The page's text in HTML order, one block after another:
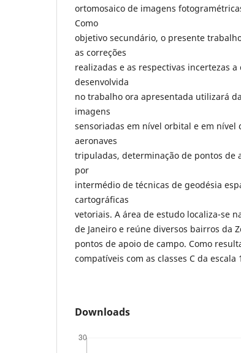
ortomosaico de imagens
Como
objetivo secundário, o presente
as correções
realizadas e as respectivas incertezas
desenvolvida
no trabalho ora apresentada utilizará
imagens
sensoriadas em nível orbital e em nível
aeronaves
tripuladas, determinação de pontos de
por
intermédio de técnicas de geodésia
cartográficas
vetoriais. A área de estudo localiza-se
de Janeiro e reúne diversos bairros da
pontos de apoio de campo. Como
compatíveis com as classes C da escala
Downloads